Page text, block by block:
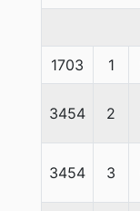
1703 1
3454 2
3454 3